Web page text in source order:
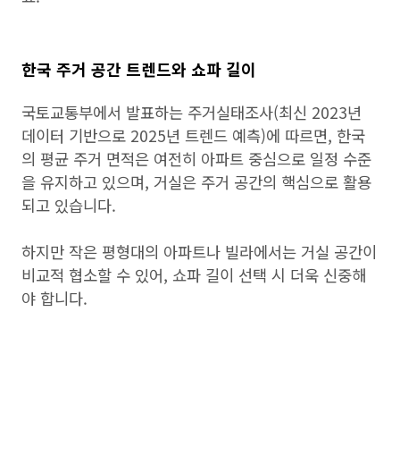
한국 주거 공간 트렌드와 쇼파 길이
국토교통부에서 발표하는 주거실태조사(최신 2023년
데이터 기반으로 2025년 트렌드 예측)에 따르면, 한국
의 평균 주거 면적은 여전히 아파트 중심으로 일정 수준
을 유지하고 있으며, 거실은 주거 공간의 핵심으로 활용
되고 있습니다.
하지만 작은 평형대의 아파트나 빌라에서는 거실 공간이
비교적 협소할 수 있어, 쇼파 길이 선택 시 더욱 신중해
야 합니다.